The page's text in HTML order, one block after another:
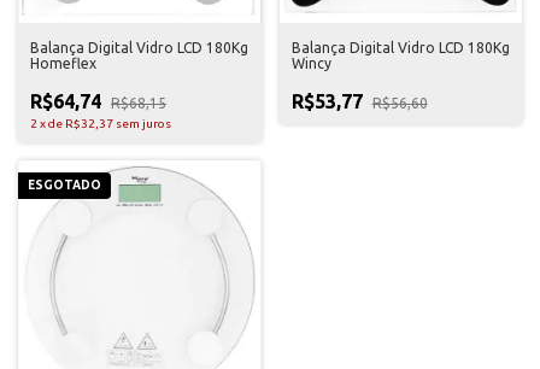
Balança Digital Vidro LCD 180Kg
Homeflex
R$64,74 R$68,15
2 xde R$32,37 sem juros
Balança Digital Vidro LCD 180Kg
Wincy
R$53,77 R$56,60
ESGOTADO